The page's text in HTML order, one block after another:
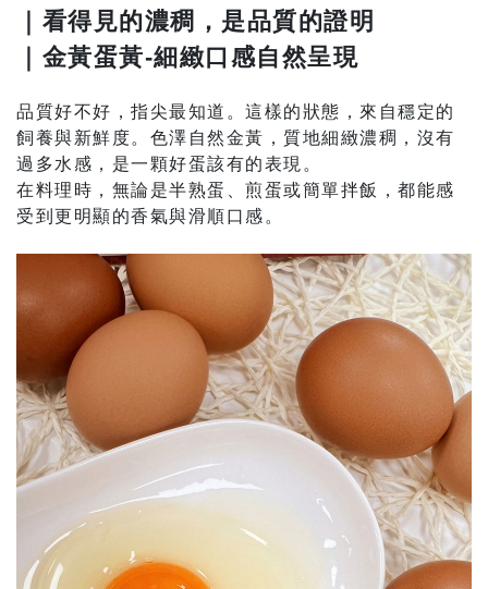
｜看得見的濃稠，是品質的證明
｜金黃蛋黃-細緻口感自然呈現
品質好不好，指尖最知道。這樣的狀態，來自穩定的
飼養與新鮮度。色澤自然金黃，質地細緻濃稠，沒有
過多水感，是一顆好蛋該有的表現。
在料理時，無論是半熟蛋、煎蛋或簡單拌飯，都能感
受到更明顯的香氣與滑順口感。